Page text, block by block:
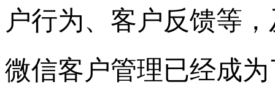
户行为、客户反馈等
微信客户管理已经成